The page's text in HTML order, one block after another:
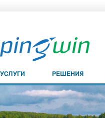
УСЛУГИ РЕШЕНИЯ